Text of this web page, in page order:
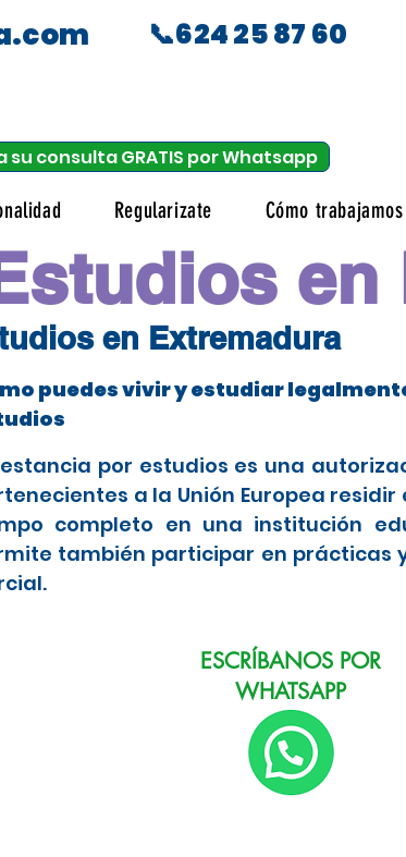
📞624 25 87 60
su consulta GRATIS por Whatsapp
Regularizate Cómo trabajamos
en
en Extremadura
puedes vivir y estudiar
por estudios es una
a la Unión Europea
completo en una institución
también participar en prácticas
ESCRÍBANOS POR
WHATSAPP